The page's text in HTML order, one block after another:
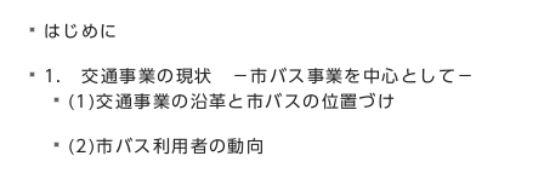
はじめに
1. 交通事業の現状 －市バス事業を中心として－
(1)交通事業の沿革と市バスの位置づけ
(2)市バス利用者の動向